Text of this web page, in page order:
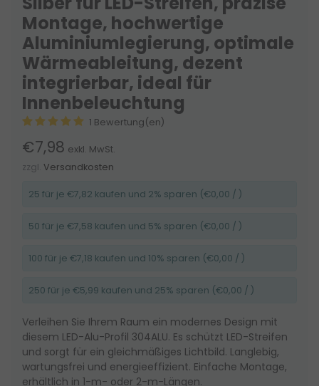
Montage, hochwertige
Aluminiumlegierung, optimale
Wärmeableitung, dezent
integrierbar, ideal für
Innenbeleuchtung
1 Bewertung(en)
€7,98 exkl. MwSt.
zzgl. Versandkosten
25 für je €7,82 kaufen und 2% sparen (€0,00 / )
50 für je €7,58 kaufen und 5% sparen (€0,00 / )
100 für je €7,18 kaufen und 10% sparen (€0,00 / )
250 für je €5,99 kaufen und 25% sparen (€0,00 / )
Verleihen Sie Ihrem Raum ein modernes Design mit
diesem LED-Alu-Profil 304ALU. Es schützt LED-Streifen
und sorgt für ein gleichmäßiges Lichtbild. Langlebig,
wartungsfrei und energieeffizient. Einfache Montage,
erhältlich in 1-m- oder 2-m-Längen.